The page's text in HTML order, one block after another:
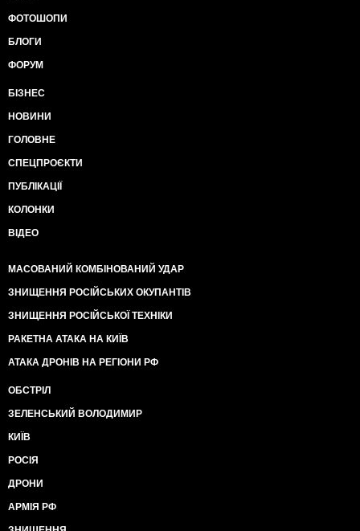
ФОТОШОПИ
БЛОГИ
ФОРУМ
БІЗНЕС
НОВИНИ
ГОЛОВНЕ
СПЕЦПРОЄКТИ
ПУБЛІКАЦІЇ
КОЛОНКИ
ВІДЕО
МАСОВАНИЙ КОМБІНОВАНИЙ УДАР
ЗНИЩЕННЯ РОСІЙСЬКИХ ОКУПАНТІВ
ЗНИЩЕННЯ РОСІЙСЬКОЇ ТЕХНІКИ
РАКЕТНА АТАКА НА КИЇВ
АТАКА ДРОНІВ НА РЕГІОНИ РФ
ОБСТРІЛ
ЗЕЛЕНСЬКИЙ ВОЛОДИМИР
КИЇВ
РОСІЯ
ДРОНИ
АРМІЯ РФ